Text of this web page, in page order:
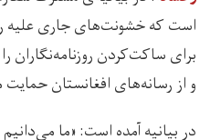
است که خشونت‌های جاری علیه
برای ساکت‌کردن روزنامه‌نگاران
و از رسانه‌های افغانستان
در بیانیه آمده است: «ما